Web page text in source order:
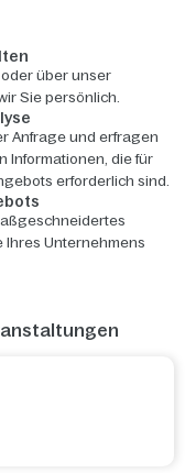
über unser
Sie persönlich.
Anfrage und erfragen
Informationen, die für
erforderlich sind.
Ihres Unternehmens